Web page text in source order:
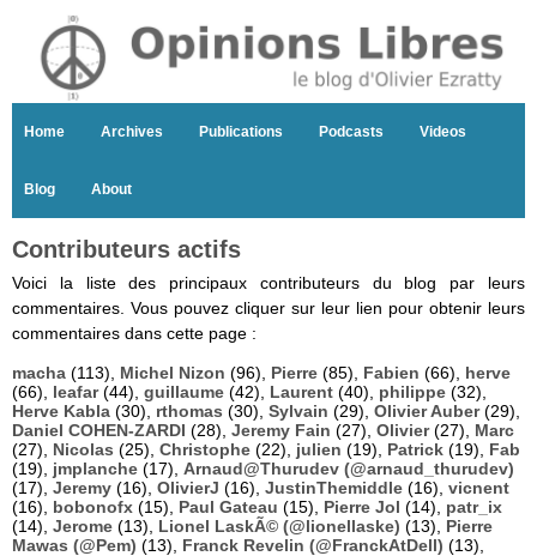
Home Archives Publications Podcasts Videos
Blog About
Contributeurs actifs
Voici la liste des principaux contributeurs du blog par leurs
commentaires. Vous pouvez cliquer sur leur lien pour obtenir leurs
commentaires dans cette page :
macha (113), Michel Nizon (96), Pierre (85), Fabien (66), herve
(66), leafar(44), guillaume (42), Laurent (40), philippe (32),
Herve Kabla (30), rthomas (30), Sylvain (29), Olivier Auber(29),
Daniel COHEN-ZARDI (28), Jeremy Fain (27), Olivier(27), Marc
(27), Nicolas (25), Christophe (22), julien (19), Patrick (19), Fab
(19), jmplanche (17), Arnaud@Thurudev (@arnaud_thurudev)
(17), Jeremy (16), OlivierJ (16), JustinThemiddle (16), vicnent
(16), bobonofx (15), Paul Gateau (15), Pierre Jol (14), patr_ix
(14), Jerome (13), Lionel LaskÃ© (@lionellaske) (13), Pierre
Mawas (@Pem) (13), Franck Revelin (@FranckAtDell) (13),